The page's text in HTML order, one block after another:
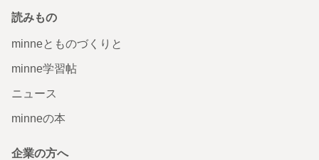
読みもの
minneとものづくりと
minne学習帖
ニュース
minneの本
企業の方へ